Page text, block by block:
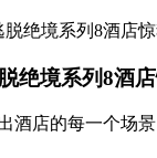
绝境系列8酒
酒店的每一个场